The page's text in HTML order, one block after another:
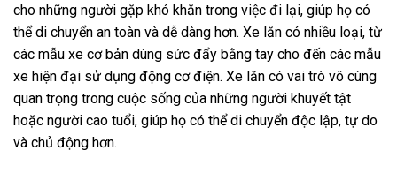
cho những người gặp khó khăn trong việc đi lại, giúp họ có
thể di chuyển an toàn và dễ dàng hơn. Xe lăn có nhiều loại, từ
các mẫu xe cơ bản dùng sức đẩy bằng tay cho đến các mẫu
xe hiện đại sử dụng động cơ điện. Xe lăn có vai trò vô cùng
quan trọng trong cuộc sống của những người khuyết tật
hoặc người cao tuổi, giúp họ có thể di chuyển độc lập, tự do
và chủ động hơn.